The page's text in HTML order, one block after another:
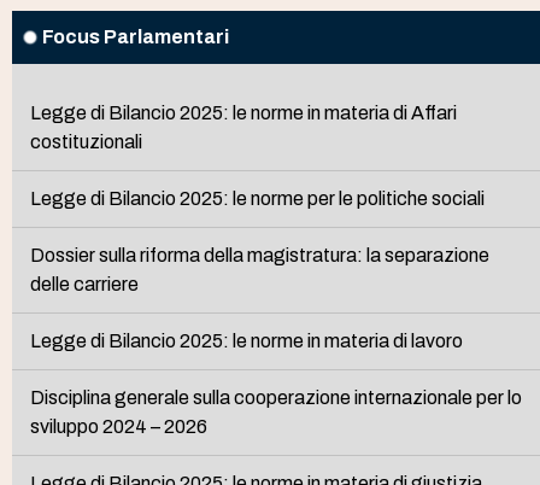
Focus Parlamentari
Legge di Bilancio 2025: le norme in materia di Affari
costituzionali
Legge di Bilancio 2025: le norme per le politiche sociali
Dossier sulla riforma della magistratura: la separazione
delle carriere
Legge di Bilancio 2025: le norme in materia di lavoro
Disciplina generale sulla cooperazione internazionale per lo
sviluppo 2024 – 2026